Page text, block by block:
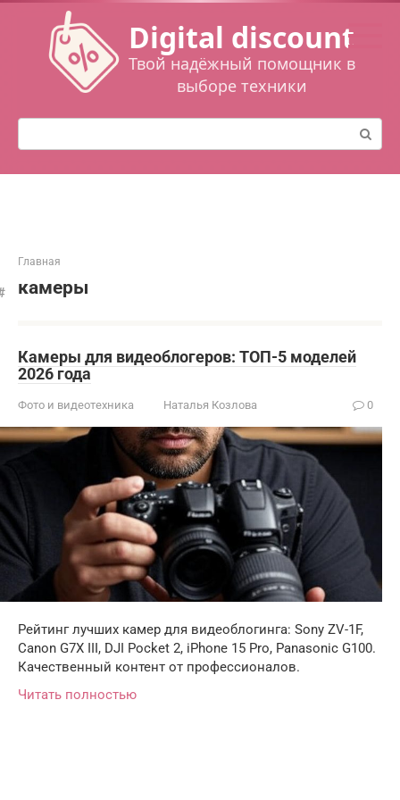
Перейти
контенту
Digital discount
Твой надёжный помощник в
выборе техники
Поиск:
Главная
камеры
Камеры для видеоблогеров: ТОП-5 моделей
2026 года
Фото и видеотехника Наталья Козлова 0
Рейтинг лучших камер для видеоблогинга: Sony ZV-1F,
Canon G7X III, DJI Pocket 2, iPhone 15 Pro, Panasonic G100.
Качественный контент от профессионалов.
Читать полностью